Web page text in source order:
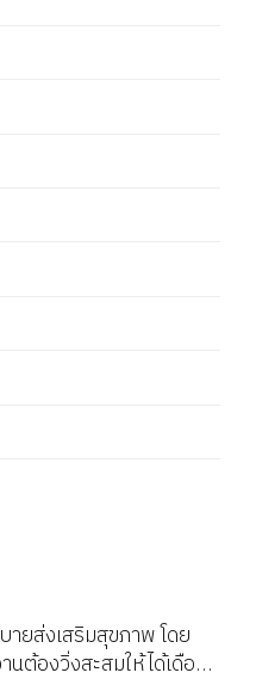
ายส่งเสริมสุขภาพ โดย
ต้องวิ่งสะสมให้ได้เดือน